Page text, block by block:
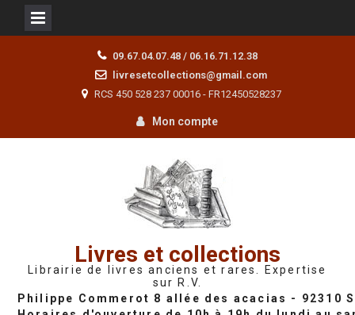
09.67.04.07.48 / 06.16.71.12.38
livresetcollections@gmail.com
RCS 450 528 237 00016 - FR12450528237
Mon compte
Livres et collections
Librairie de livres anciens et rares. Expertise
sur R.V.